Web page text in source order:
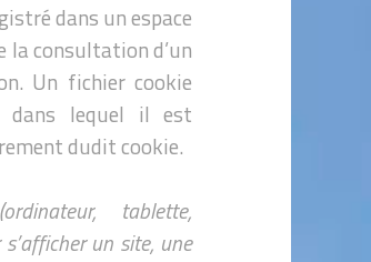
dans un espace
la consultation d’un
Un fichier cookie
dans lequel il est
dudit cookie.
tablette,
un site, une